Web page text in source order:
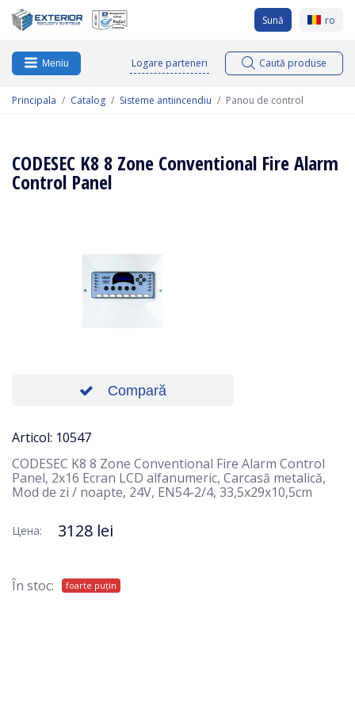
Sună ro
Meniu Logare parteneri Caută produse
Principala Catalog Sisteme antiincendiu Panou de control
CODESEC K8 8 Zone Conventional Fire Alarm
Control Panel
Compară
Articol: 10547
CODESEC K8 8 Zone Conventional Fire Alarm Control
Panel, 2x16 Ecran LCD alfanumeric, Carcasă metalică,
Mod de zi / noapte, 24V, EN54-2/4, 33,5x29x10,5cm
Цена: 3128 lei
În stoc: foarte puțin